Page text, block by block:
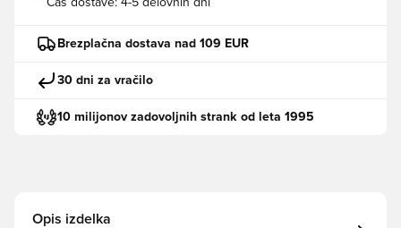
Čas dostave: 4-5 delovnih dni
Brezplačna dostava nad 109 EUR
30 dni za vračilo
10 milijonov zadovoljnih strank od leta 1995
Opis izdelka